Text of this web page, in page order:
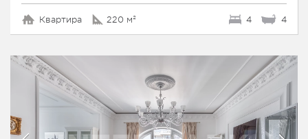
Квартира 220 м² 4 4